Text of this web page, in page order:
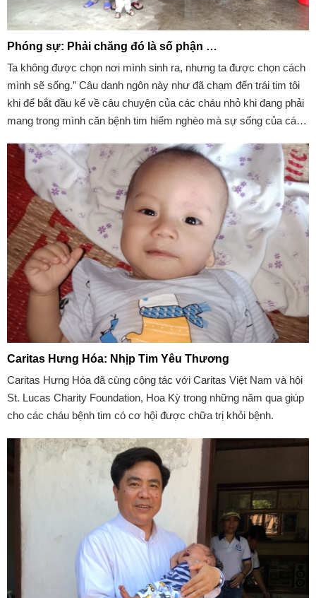
Phóng sự: Phải chăng đó là số phận …
Ta không được chọn nơi mình sinh ra, nhưng ta được chọn cách
mình sẽ sống.” Câu danh ngôn này như đã chạm đến trái tim tôi
khi để bắt đầu kể về câu chuyện của các cháu nhỏ khi đang phải
mang trong mình căn bệnh tim hiểm nghèo mà sự sống của các
Caritas Hưng Hóa: Nhịp Tim Yêu Thương
Caritas Hưng Hóa đã cùng cộng tác với Caritas Việt Nam và hội
St. Lucas Charity Foundation, Hoa Kỳ trong những năm qua giúp
cho các cháu bệnh tim có cơ hội được chữa trị khỏi bệnh.